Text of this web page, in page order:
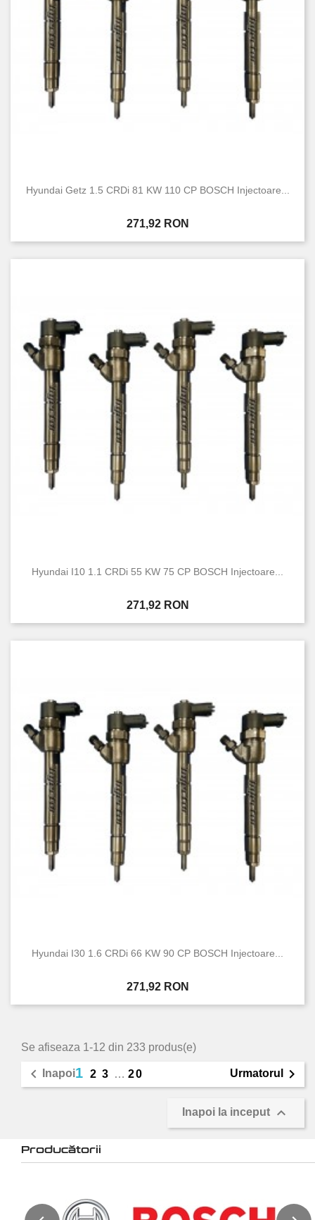
Hyundai Getz 1.5 CRDi 81 KW 110 CP BOSCH Injectoare...
Pret
271,92 RON
Hyundai I10 1.1 CRDi 55 KW 75 CP BOSCH Injectoare...
Pret
271,92 RON
Hyundai I30 1.6 CRDi 66 KW 90 CP BOSCH Injectoare...
Pret
271,92 RON
Se afiseaza 1-12 din 233 produs(e)
 Inapoi1 2 3 … 20 Urmatorul 
Inapoi la inceput 
Producătorii